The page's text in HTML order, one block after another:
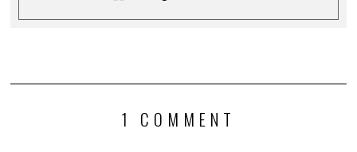
1 COMMENT